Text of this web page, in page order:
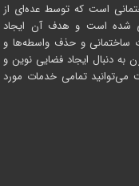
است که توسط عده‌ای از
شده است و هدف آن ایجاد
ساختمانی و حذف واسطه‌ها و
به دنبال ایجاد فضایی نوین و
می‌توانید تمامی خدمات مورد